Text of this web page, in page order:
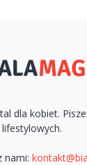
dla kobiet.
lifestylowych.
nami: